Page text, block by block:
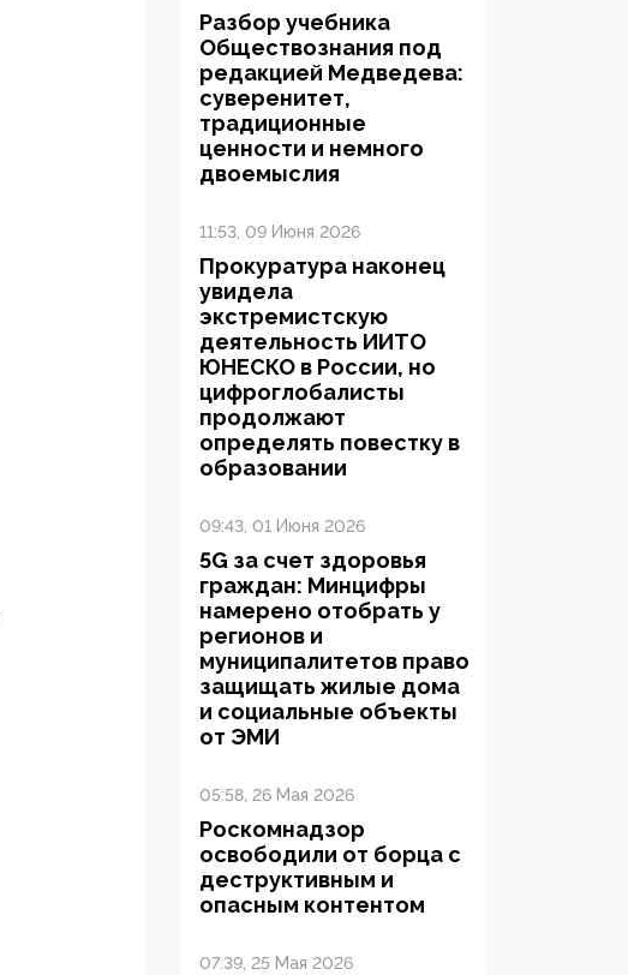
Разбор учебника
Обществознания под
редакцией Медведева:
суверенитет,
традиционные
ценности и немного
двоемыслия
11:53, 09 Июня 2026
Прокуратура наконец
увидела
экстремистскую
деятельность ИИТО
ЮНЕСКО в России, но
цифроглобалисты
продолжают
определять повестку в
образовании
09:43, 01 Июня 2026
5G за счет здоровья
граждан: Минцифры
намерено отобрать у
регионов и
муниципалитетов право
защищать жилые дома
и социальные объекты
от ЭМИ
05:58, 26 Мая 2026
Роскомнадзор
освободили от борца с
деструктивным и
опасным контентом
07:39, 25 Мая 2026